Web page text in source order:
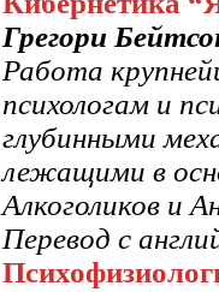
Грегори
Работа
психологам и
глубинными
лежащими в
Алкоголиков и
Перевод с